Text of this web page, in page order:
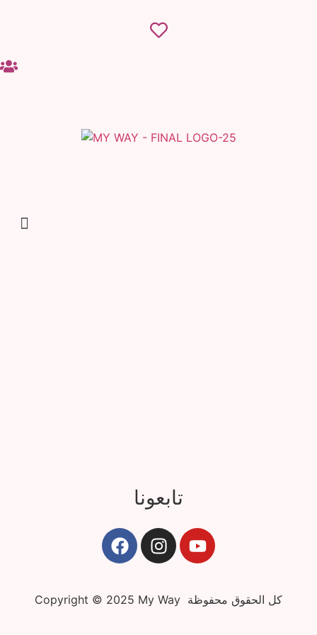
تابعونا
Copyright © 2025 My Way كل الحقوق محفوظة